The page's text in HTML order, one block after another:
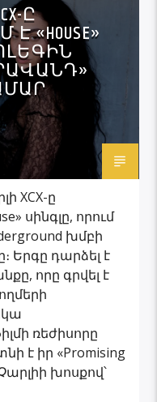
Ը
XCX-ը
սինգլը, որում
խմբի
Երգը դարձել է
որը գրվել է
ռեժիսորը
է իր «Promising
խոսքով՝